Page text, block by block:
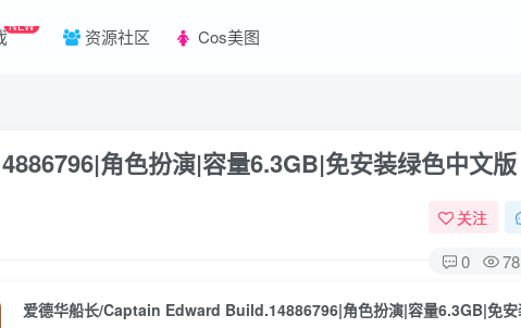
NEW 资源社区 Cos美图
角色扮演|容量6.3GB|免安装绿色中文版
关注
0 78